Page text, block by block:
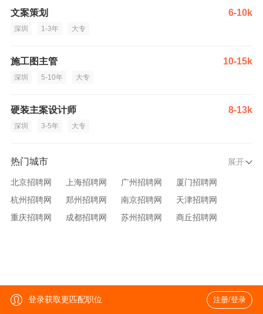
文案策划 6-10k
深圳 1-3年 大专
施工图主管 10-15k
深圳 5-10年 大专
硬装主案设计师 8-13k
深圳 3-5年 大专
热门城市 展开
北京招聘网 上海招聘网 广州招聘网
厦门招聘网
杭州招聘网
郑州招聘网 南京招聘网
天津招聘网
重庆招聘网
成都招聘网 苏州招聘网
商丘招聘网
登录获取更匹配职位 注册/登录